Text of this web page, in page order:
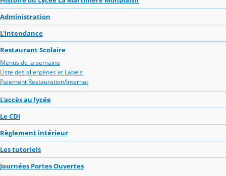
Administration
L'intendance
Restaurant Scolaire
Menus de la semaine
Liste des allergènes et Labels
Paiement Restauration/Internat
L'accès au lycée
Le CDI
Règlement intérieur
Les tutoriels
Journées Portes Ouvertes